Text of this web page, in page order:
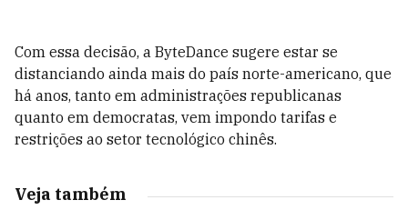
Com essa decisão, a ByteDance sugere estar se
distanciando ainda mais do país norte-americano, que
há anos, tanto em administrações republicanas
quanto em democratas, vem impondo tarifas e
restrições ao setor tecnológico chinês.
Veja também